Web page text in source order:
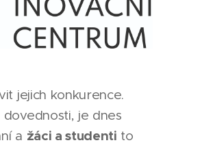
jejich konkurence.
je dnes
a žáci a studenti to